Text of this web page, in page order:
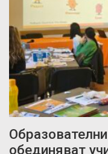
обединяват